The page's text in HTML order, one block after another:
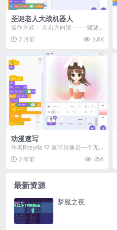
圣诞老人大战机器人
操作方式： 左右方向键 —— 驾驶
圣诞老人的单轮摩托车 上下方向
键 —— 向上 ...
2 月前 3.8K
动漫速写
作者Rosyda ♡ 速写就像是一个无
声的绘画教程 ♡ ♡ 通过观看这
个，你会了...
2 年前 458
最新资源
梦魇之夜